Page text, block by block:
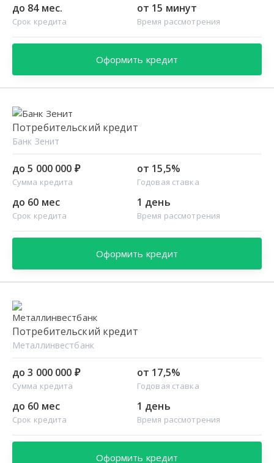
до 84 мес.
Срок кредита
от 15 минут
Время рассмотрения
Оформить кредит
Потребительский кредит
Банк Зенит
до 5 000 000 ₽
Сумма кредита
от 15,5%
Годовая ставка
до 60 мес
Срок кредита
1 день
Время рассмотрения
Оформить кредит
Потребительский кредит
Металлинвестбанк
до 3 000 000 ₽
Сумма кредита
от 17,5%
Годовая ставка
до 60 мес
Срок кредита
1 день
Время рассмотрения
Оформить кредит